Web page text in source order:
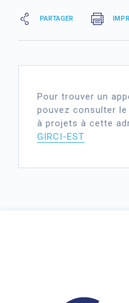
PARTAGER
Pour trouver un
pouvez consulter
à projets à cette
GIRCI-EST